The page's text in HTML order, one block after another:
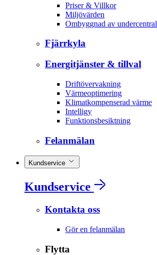
Priser & Villkor
Miljövärden
Ombyggnad av undercentral
Fjärrkyla
Energitjänster & tillval
Driftövervakning
Värmeoptimering
Klimatkompenserad värme
Intelligy
Funktionsbesiktning
Felanmälan
Kundservice
Kundservice
Kontakta oss
Gör en felanmälan
Flytta